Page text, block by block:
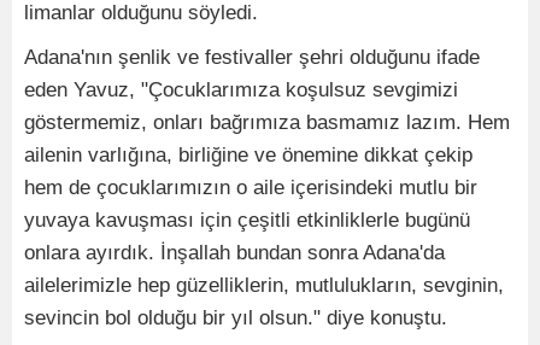
limanlar olduğunu söyledi.
Adana'nın şenlik ve festivaller şehri olduğunu ifade
eden Yavuz, "Çocuklarımıza koşulsuz sevgimizi
göstermemiz, onları bağrımıza basmamız lazım. Hem
ailenin varlığına, birliğine ve önemine dikkat çekip
hem de çocuklarımızın o aile içerisindeki mutlu bir
yuvaya kavuşması için çeşitli etkinliklerle bugünü
onlara ayırdık. İnşallah bundan sonra Adana'da
ailelerimizle hep güzelliklerin, mutlulukların, sevginin,
sevincin bol olduğu bir yıl olsun." diye konuştu.